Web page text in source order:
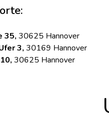
35, 30625 Hannover
3, 30169 Hannover
30625 Hannover